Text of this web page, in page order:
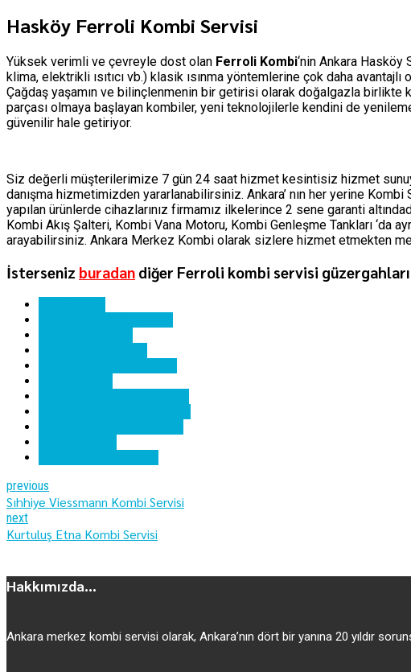
Hasköy Ferroli Kombi Servisi
Yüksek verimli ve çevreyle dost olan Ferroli Kombi‘nin Ankara Hasköy
klima, elektrikli ısıtıcı vb.) klasik ısınma yöntemlerine çok daha
Çağdaş yaşamın ve bilinçlenmenin bir getirisi olarak doğalgazla birlikte
parçası olmaya başlayan kombiler, yeni teknolojilerle kendini de
güvenilir hale getiriyor.
Siz değerli müşterilerimize 7 gün 24 saat hizmet kesintisiz hizmet
danışma hizmetimizden yararlanabilirsiniz. Ankara’ nın her yerine
yapılan ürünlerde cihazlarınız firmamız ilkelerince 2 sene garanti
Kombi Akış Şalteri, Kombi Vana Motoru, Kombi Genleşme Tankları ‘da
arayabilirsiniz. Ankara Merkez Kombi olarak sizlere hizmet etmekten
İsterseniz buradan diğer Ferroli kombi servisi
previous
Sıhhiye Viessmann Kombi Servisi
next
Kurtuluş Etna Kombi Servisi
Hakkımızda...
Ankara merkez kombi servisi olarak, Ankara’nın dört bir yanına 20 yıldır